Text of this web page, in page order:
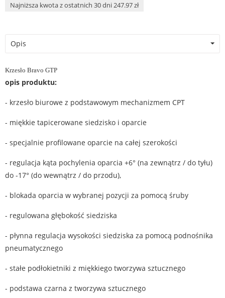
Najniższa kwota z ostatnich 30 dni 247.97 zł
Opis
Krzesło Bravo GTP
opis produktu:
- krzesło biurowe z podstawowym mechanizmem CPT
- miękkie tapicerowane siedzisko i oparcie
- specjalnie profilowane oparcie na całej szerokości
- regulacja kąta pochylenia oparcia +6° (na zewnątrz / do tyłu)
do -17° (do wewnątrz / do przodu),
- blokada oparcia w wybranej pozycji za pomocą śruby
- regulowana głębokość siedziska
- płynna regulacja wysokości siedziska za pomocą podnośnika
pneumatycznego
- stałe podłokietniki z miękkiego tworzywa sztucznego
- podstawa czarna z tworzywa sztucznego